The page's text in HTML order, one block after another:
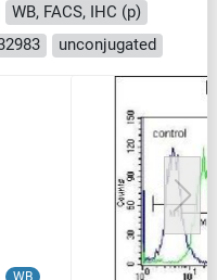
WB, FACS, IHC (p)
unconjugated